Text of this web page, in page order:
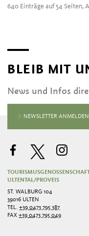
640 Einträge auf 54 Seiten,
BLEIB MIT
News und Infos
NEWSLETTER ANMELDEN
TOURISMUSGENOSSENSCHAFT
ULTENTAL/PROVEIS
ST. WALBURG 104
39016 ULTEN
TEL.+39 0473 795 387
FAX+39 0473 795 049